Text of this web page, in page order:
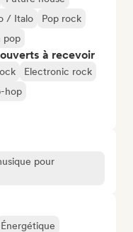
/ Italo
Pop rock
pop
à recevoir
Electronic rock
hop
pour
Énergétique